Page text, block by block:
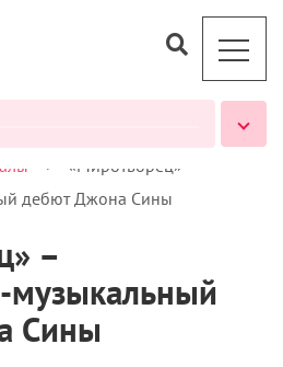
>
«Миротворец» –
дебют Джона Сины
–
музыкальный
Сины